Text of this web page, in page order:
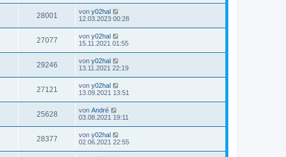
28001 von y02hal
12.03.2023 00:28
27077 von y02hal
15.11.2021 01:55
29246 von y02hal
13.11.2021 22:19
27121 von y02hal
13.09.2021 13:51
25628 von André
03.08.2021 19:11
28377 von y02hal
02.06.2021 22:55